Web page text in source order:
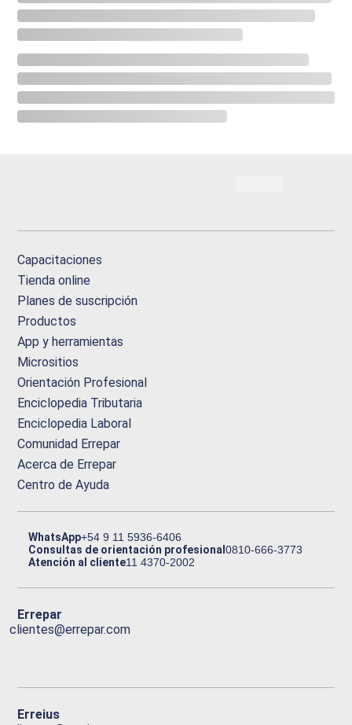
Capacitaciones
Tienda online
Planes de suscripción
Productos
App y herramientas
Micrositios
Orientación Profesional
Enciclopedia Tributaria
Enciclopedia Laboral
Comunidad Errepar
Acerca de Errepar
Centro de Ayuda
WhatsApp+54 9 11 5936-6406
Consultas de orientación profesional0810-666-3773
Atención al cliente11 4370-2002
Errepar
clientes@errepar.com
Erreius